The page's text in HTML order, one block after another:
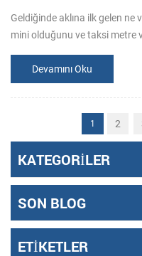
Geldiğinde aklına ilk gelen ne
mini olduğunu ve taksi metre
makinesi ç...
Devamını Oku
1 2
KATEGORILER
SON BLOG
ETIKETLER